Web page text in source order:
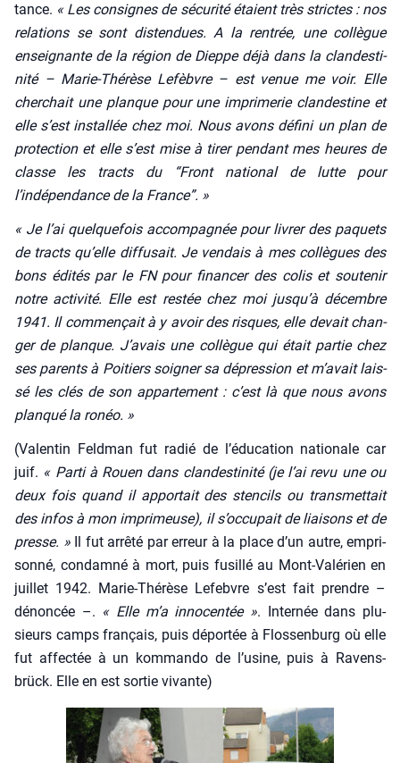
tance. « Les consignes de sécu­ri­té étaient très strictes : nos
rela­tions se sont dis­ten­dues. A la ren­trée, une col­lègue
ensei­gnante de la région de Dieppe déjà dans la clan­des­ti­
ni­té – Marie-Thé­rèse Lefèbvre – est venue me voir. Elle
cher­chait une planque pour une impri­me­rie clan­des­tine et
elle s’est ins­tal­lée chez moi. Nous avons défi­ni un plan de
pro­tec­tion et elle s’est mise à tirer pen­dant mes heures de
classe les tracts du “Front natio­nal de lutte pour
l’indépendance de la France”. »
« Je l’ai quel­que­fois accom­pa­gnée pour livrer des paquets
de tracts qu’elle dif­fu­sait. Je ven­dais à mes col­lègues des
bons édi­tés par le FN pour finan­cer des colis et sou­te­nir
notre acti­vi­té. Elle est res­tée chez moi jusqu’à décembre
1941. Il com­men­çait à y avoir des risques, elle devait chan­
ger de planque. J’avais une col­lègue qui était par­tie chez
ses parents à Poi­tiers soi­gner sa dépres­sion et m’avait lais­
sé les clés de son appar­te­ment : c’est là que nous avons
plan­qué la ronéo. »
(Valen­tin Feld­man fut radié de l’éducation natio­nale car
juif. « Par­ti à Rouen dans clan­des­ti­ni­té (je l’ai revu une ou
deux fois quand il appor­tait des sten­cils ou trans­met­tait
des infos à mon impri­meuse), il s’occupait de liai­sons et de
presse. »Il fut arrê­té par erreur à la place d’un autre, empri­
son­né, condam­né à mort, puis fusillé au Mont-Valé­rien en
juillet 1942. Marie-Thé­rèse Lefebvre s’est fait prendre –
dénon­cée –. « Elle m’a inno­cen­tée ». Inter­née dans plu­
sieurs camps fran­çais, puis dépor­tée à Flos­sen­burg où elle
fut affec­tée à un kom­man­do de l’usine, puis à Ravens­
brück. Elle en est sor­tie vivante)